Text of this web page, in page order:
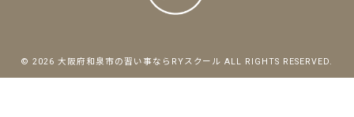
© 2026 大阪府和泉市の習い事ならRYスクール ALL RIGHTS RESERVED.